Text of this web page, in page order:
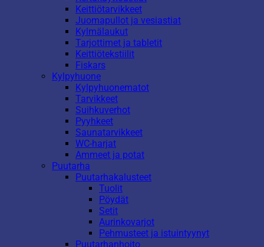
Keittiötarvikkeet
Juomapullot ja vesiastiat
Kylmälaukut
Tarjottimet ja tabletit
Keittiötekstiilit
Fiskars
Kylpyhuone
Kylpyhuonematot
Tarvikkeet
Suihkuverhot
Pyyhkeet
Saunatarvikkeet
WC-harjat
Ammeet ja potat
Puutarha
Puutarhakalusteet
Tuolit
Pöydät
Setit
Aurinkovarjot
Pehmusteet ja istuintyynyt
Puutarhanhoito